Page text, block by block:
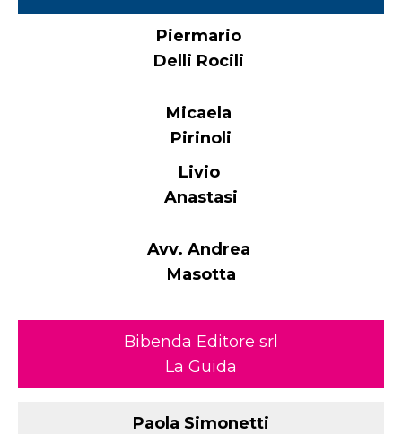
Piermario
Delli Rocili
Micaela
Pirinoli
Livio
Anastasi
Avv. Andrea
Masotta
Bibenda Editore srl
La Guida
Paola Simonetti